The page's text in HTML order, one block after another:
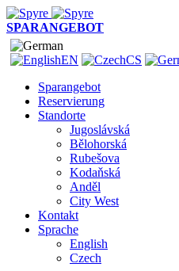
SPARANGEBOT
EN CS
Sparangebot
Reservierung
Standorte
Jugoslávská
Bělohorská
Rubešova
Kodaňská
Anděl
City West
Kontakt
Sprache
English
Czech